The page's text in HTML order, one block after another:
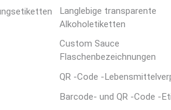
vermeidetBitten Sie
Abwickelrichtung zu
Maschine oder
häufiger Fehler beim
Serienproduktion ist es
Klebstoffleistung und
Langlebige transparente
Alkoholetiketten
Custom Sauce
Flaschenbezeichnungen
QR -Code -
Barcode- und QR -Code -